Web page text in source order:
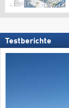
Testberichte